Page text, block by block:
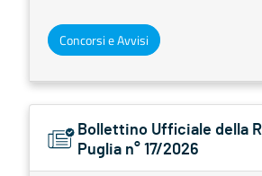
Concorsi e Avvisi
Bollettino Ufficiale della
Puglia n° 17/2026